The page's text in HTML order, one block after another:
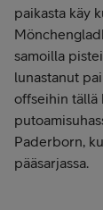
paikasta käy
samoilla
lunastanut
offseihin tällä
Paderborn,
pääsarjassa.